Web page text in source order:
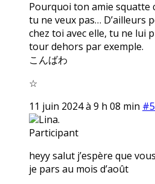
Pourquoi ton amie squatte
tu ne veux pas… D’ailleurs
chez toi avec elle, tu ne lui
tour dehors par exemple.
こんばわ
☆
11 juin 2024 à 9 h 08 min
Lina.
Participant
heyy salut j’espère que
je pars au mois d’août